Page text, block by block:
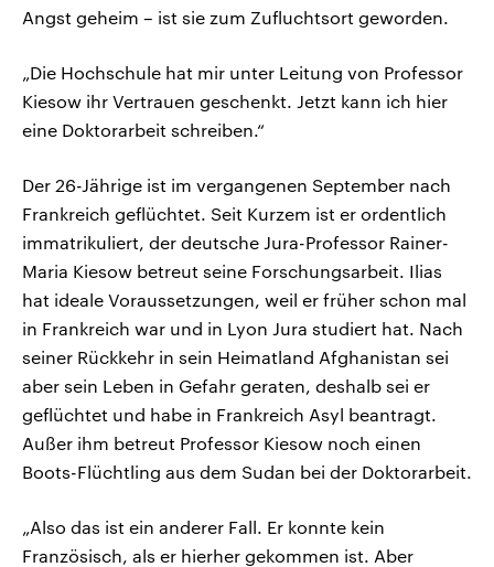
Angst geheim – ist sie zum Zufluchtsort geworden.
„Die Hochschule hat mir unter Leitung von Professor
Kiesow ihr Vertrauen geschenkt. Jetzt kann ich hier
eine Doktorarbeit schreiben.“
Der 26-Jährige ist im vergangenen September nach
Frankreich geflüchtet. Seit Kurzem ist er ordentlich
immatrikuliert, der deutsche Jura-Professor Rainer-
Maria Kiesow betreut seine Forschungsarbeit. Ilias
hat ideale Voraussetzungen, weil er früher schon mal
in Frankreich war und in Lyon Jura studiert hat. Nach
seiner Rückkehr in sein Heimatland Afghanistan sei
aber sein Leben in Gefahr geraten, deshalb sei er
geflüchtet und habe in Frankreich Asyl beantragt.
Außer ihm betreut Professor Kiesow noch einen
Boots-Flüchtling aus dem Sudan bei der Doktorarbeit.
„Also das ist ein anderer Fall. Er konnte kein
Französisch, als er hierher gekommen ist. Aber